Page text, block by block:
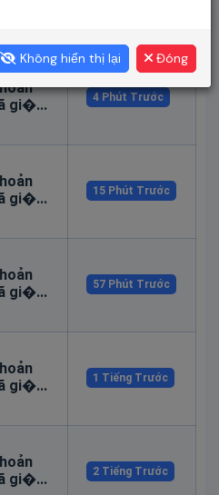
gi�...
4 Phút Trước
gi�...
15 Phút Trước
gi�...
57 Phút Trước
gi�...
1 Tiếng Trước
gi�...
2 Tiếng Trước
Không hiển thị lại Đóng